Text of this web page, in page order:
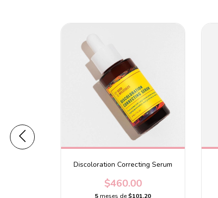
Discoloration Correcting Serum
$460.00
5 meses de$101.20